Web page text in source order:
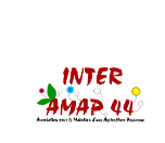
contenu